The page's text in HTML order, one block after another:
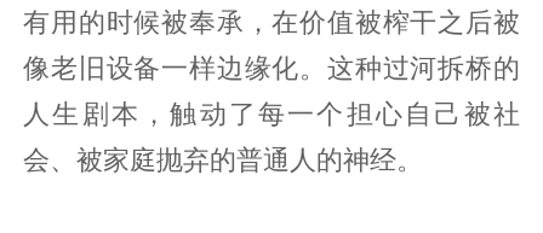
有用的时候被奉承，在价值被榨干之后被
像老旧设备一样边缘化。这种过河拆桥的
人生剧本，触动了每一个担心自己被社
会、被家庭抛弃的普通人的神经。